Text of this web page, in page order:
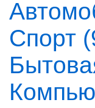
Спорт